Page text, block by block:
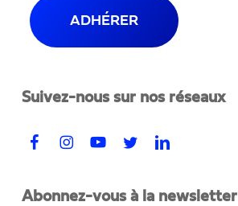
ADHÉRER
Suivez-nous sur nos réseaux
Abonnez-vous à la newsletter